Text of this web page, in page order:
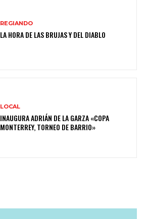
REGIANDO
LA HORA DE LAS BRUJAS Y DEL DIABLO
LOCAL
INAUGURA ADRIÁN DE LA GARZA «COPA
MONTERREY, TORNEO DE BARRIO»